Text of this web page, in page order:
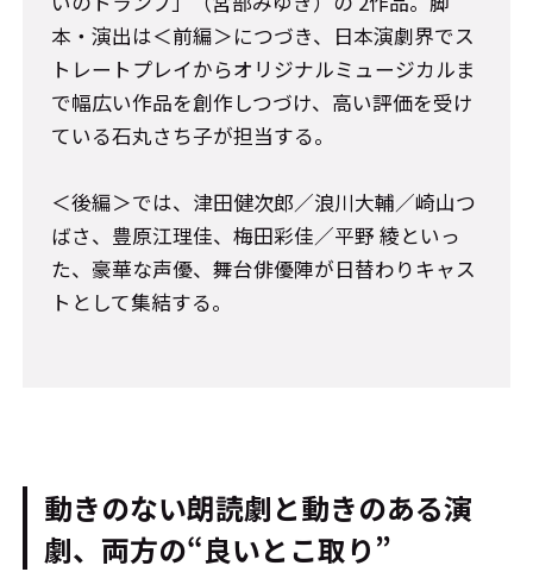
本・演出は＜前編＞につづき、日本演劇界でス
トレートプレイからオリジナルミュージカルま
で幅広い作品を創作しつづけ、高い評価を受け
ている石丸さち子が担当する。
＜後編＞では、津田健次郎／浪川大輔／崎山つ
ばさ、豊原江理佳、梅田彩佳／平野 綾といっ
た、豪華な声優、舞台俳優陣が日替わりキャス
トとして集結する。
動きのない朗読劇と動きのある演
劇、両方の“良いとこ取り”